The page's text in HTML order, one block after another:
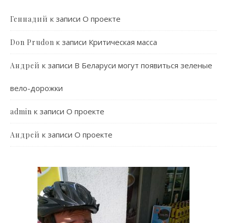
Геннадий к записи О проекте
Don Prudon к записи Критическая масса
Андрей к записи В Беларуси могут появиться зеленые
вело-дорожки
admin к записи О проекте
Андрей к записи О проекте